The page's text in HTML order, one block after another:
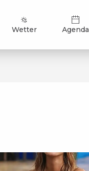
Wetter Agenda